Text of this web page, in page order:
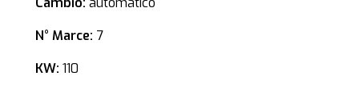
N° Marce: 7
KW: 110